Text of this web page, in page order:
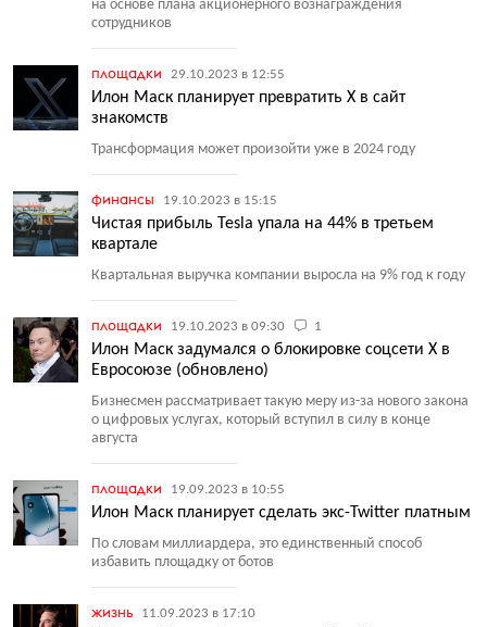
на основе плана акционерного вoзнаграждения
сотрудников
площадки 29.10.2023 в 12:55
Илон Маск планирует превратить Х в сайт
знакомств
Трансформация может произойти уже в 2024 году
финансы 19.10.2023 в 15:15
Чистая прибыль Tesla упала на 44% в третьем
квартале
Квартальная выручка компании выросла на 9% год к году
площадки 19.10.2023 в 09:30 1
Илон Маск задумался о блокировке соцсети X в
Евросоюзе (обновлено)
Бизнесмен рассматривает такую меру из-за нового закона
о цифровых услугах, который вступил в силу в конце
августа
площадки 19.09.2023 в 10:55
Илон Маск планирует сделать экс-Twitter платным
По словам миллиардера, это единственный способ
избавить площадку от ботов
жизнь 11.09.2023 в 17:10